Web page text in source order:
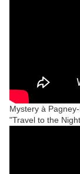
Mystery à
"Travel to the